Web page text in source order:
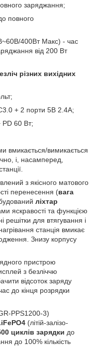
заряджання;
повного
400Вт Макс) - час
від 200 Вт
різних вихідних
+ 2 порти 5В 2.4А;
PD 60 Вт;
вмикається/вимикається
і, насамперед,
з якісного матового
перенесення (вага
ліхтар
яскравості та функцією
решітки для втягування і
станція вмикає
Знизу корпусу
пристрою
з безліччю
відсоток заряду
до кінця розрядки
PPS1200-3)
(літій-залізо-
циклів зарядки до
до 100% кількість